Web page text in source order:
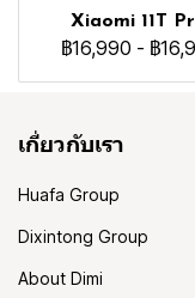
Xiaomi 11T
฿16,990 - ฿
เกี่ยวกับเรา
Huafa Group
Dixintong Group
About Dimi